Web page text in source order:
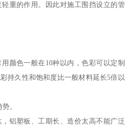
重的作用。因此对施工围挡设立的管
颜色一般在10种以内，色彩可以定制
持久性和饱和度比一般材料延长5倍以
。
铝塑板、工期长、造价太高不能广泛